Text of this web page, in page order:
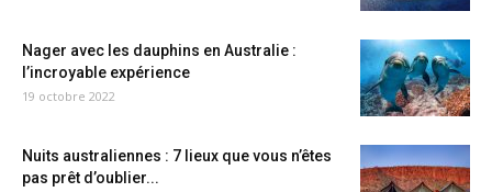
Nager avec les dauphins en Australie :
l’incroyable expérience
19 octobre 2022
Nuits australiennes : 7 lieux que vous n’êtes
pas prêt d’oublier...